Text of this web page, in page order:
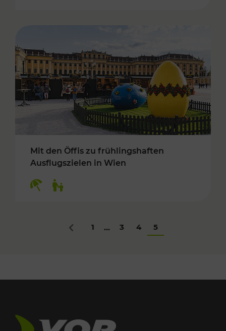
Mit den Öffis zu frühlingshaften
Ausflugszielen in Wien
Zurück
1 ... 3 4 5